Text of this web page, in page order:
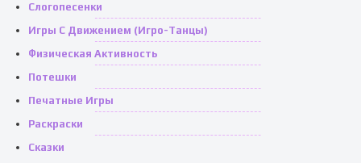
Слогопесенки
Игры С Движением (игро-Танцы)
Физическая Активность
Потешки
Печатные Игры
Раскраски
Сказки